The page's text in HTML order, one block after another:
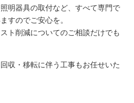
明器具の取付など、すべて専門で
すのでご安心を。
ト削減についてのご相談だけでも
収・移転に伴う工事もお任せいた